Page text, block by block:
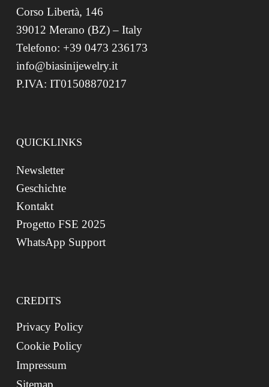
Corso Libertà, 146
39012 Merano (BZ) – Italy
Telefono: +39 0473 236173
info@biasinijewelry.it
P.IVA: IT01508870217
QUICKLINKS
Newsletter
Geschichte
Kontakt
Progetto FSE 2025
WhatsApp Support
CREDITS
Privacy Policy
Cookie Policy
Impressum
Sitemap